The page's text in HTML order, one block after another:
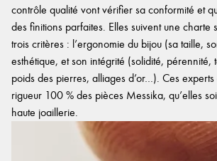
contrôle qualité vont vérifier sa conformité et
des finitions parfaites. Elles suivent une charte
trois critères : l’ergonomie du bijou (sa taille,
esthétique, et son intégrité (solidité, pérennité,
poids des pierres, alliages d’or…). Ces
rigueur 100 % des pièces Messika, qu’elles
haute joaillerie.